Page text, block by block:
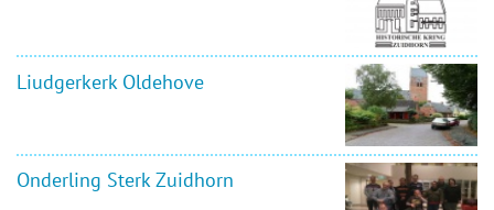
Liudgerkerk Oldehove
Onderling Sterk Zuidhorn